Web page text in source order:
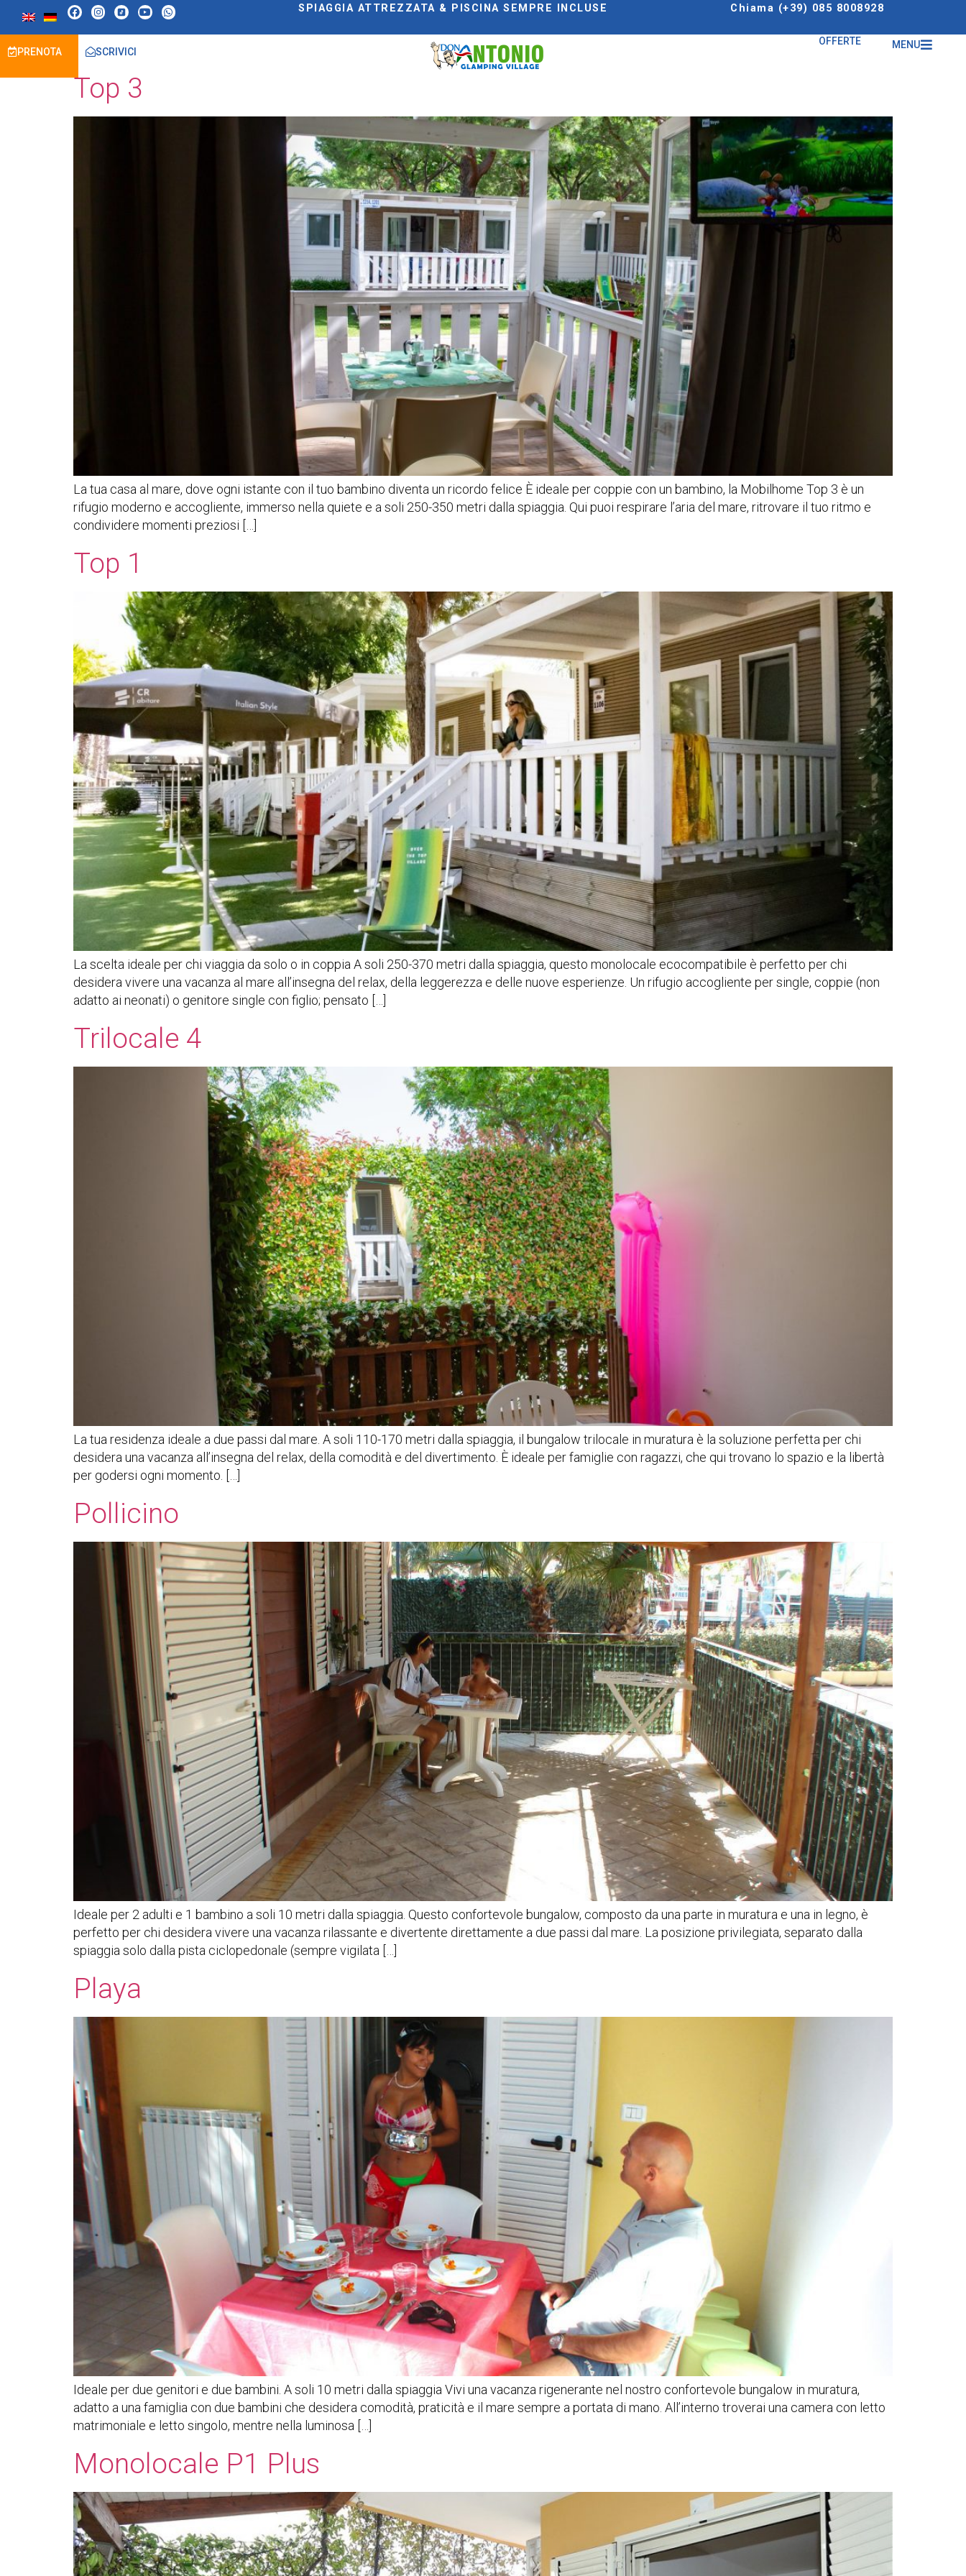
SPIAGGIA ATTREZZATA & PISCINA SEMPRE INCLUSE Chiama (+39) 085 8008928
PRENOTA SCRIVICI
OFFERTE MENU
Archivi:Alloggi
Top 3
La tua casa al mare, dove ogni istante con il tuo bambino diventa un ricordo felice È ideale per coppie con un bambino, la Mobilhome Top 3 è un
rifugio moderno e accogliente, immerso nella quiete e a soli 250-350 metri dalla spiaggia. Qui puoi respirare l’aria del mare, ritrovare il tuo ritmo e
condividere momenti preziosi […]
Top 1
La scelta ideale per chi viaggia da solo o in coppia A soli 250-370 metri dalla spiaggia, questo monolocale ecocompatibile è perfetto per chi
desidera vivere una vacanza al mare all’insegna del relax, della leggerezza e delle nuove esperienze. Un rifugio accogliente per single, coppie (non
adatto ai neonati) o genitore single con figlio; pensato […]
Trilocale 4
La tua residenza ideale a due passi dal mare. A soli 110-170 metri dalla spiaggia, il bungalow trilocale in muratura è la soluzione perfetta per chi
desidera una vacanza all’insegna del relax, della comodità e del divertimento. È ideale per famiglie con ragazzi, che qui trovano lo spazio e la libertà
per godersi ogni momento. […]
Pollicino
Ideale per 2 adulti e 1 bambino a soli 10 metri dalla spiaggia. Questo confortevole bungalow, composto da una parte in muratura e una in legno, è
perfetto per chi desidera vivere una vacanza rilassante e divertente direttamente a due passi dal mare. La posizione privilegiata, separato dalla
spiaggia solo dalla pista ciclopedonale (sempre vigilata […]
Playa
Ideale per due genitori e due bambini. A soli 10 metri dalla spiaggia Vivi una vacanza rigenerante nel nostro confortevole bungalow in muratura,
adatto a una famiglia con due bambini che desidera comodità, praticità e il mare sempre a portata di mano. All’interno troverai una camera con letto
matrimoniale e letto singolo, mentre nella luminosa […]
Monolocale P1 Plus